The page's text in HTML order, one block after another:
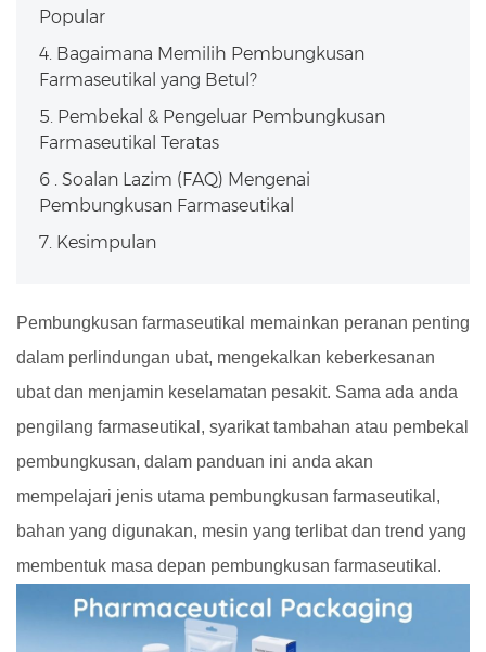
Popular
4. Bagaimana Memilih Pembungkusan
Farmaseutikal yang Betul?
5. Pembekal & Pengeluar Pembungkusan
Farmaseutikal Teratas
6 . Soalan Lazim (FAQ) Mengenai
Pembungkusan Farmaseutikal
7. Kesimpulan
Pembungkusan farmaseutikal memainkan peranan penting
dalam perlindungan ubat, mengekalkan keberkesanan
ubat dan menjamin keselamatan pesakit. Sama ada anda
pengilang farmaseutikal, syarikat tambahan atau pembekal
pembungkusan, dalam panduan ini anda akan
mempelajari jenis utama pembungkusan farmaseutikal,
bahan yang digunakan, mesin yang terlibat dan trend yang
membentuk masa depan pembungkusan farmaseutikal.